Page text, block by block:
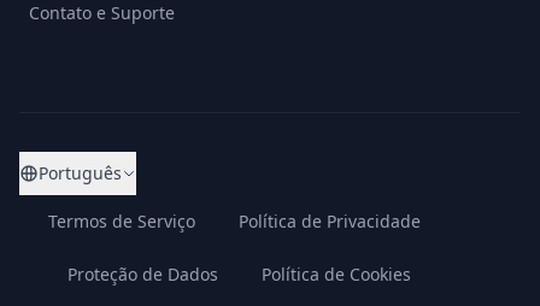
Contato e Suporte
Português
Termos de Serviço Política de Privacidade
Proteção de Dados Política de Cookies